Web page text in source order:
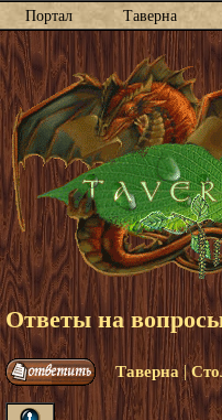
Портал Таверна
Ответы на
Таверна|